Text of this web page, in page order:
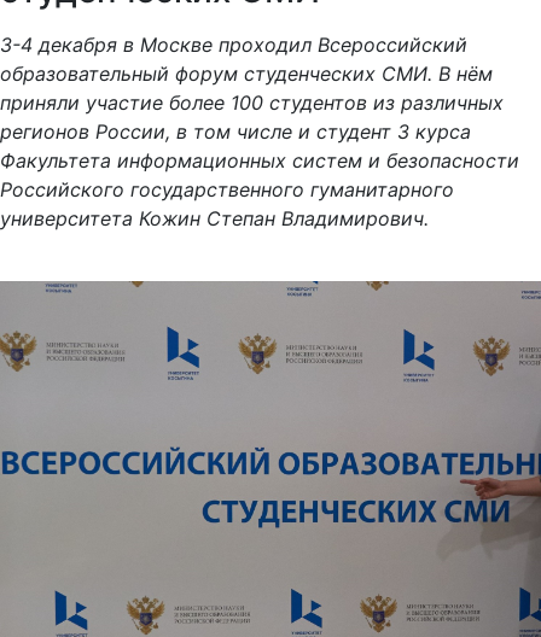
3-4 декабря в Москве проходил Всероссийский
образовательный форум студенческих СМИ. В нём
приняли участие более 100 студентов из различных
регионов России, в том числе и студент 3 курса
Факультета информационных систем и безопасности
Российского государственного гуманитарного
университета Кожин Степан Владимирович.